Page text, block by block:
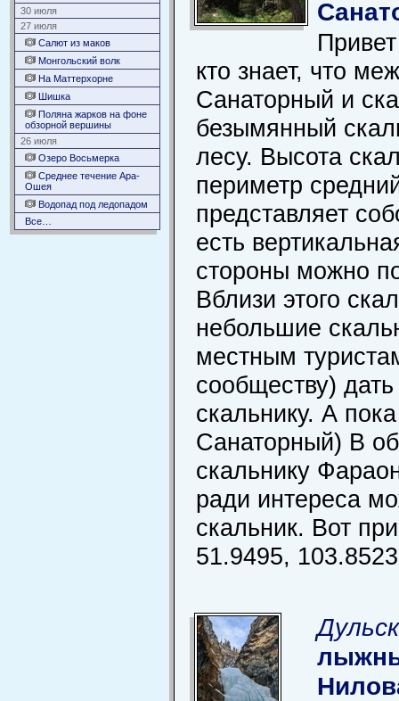
30 июля
27 июля
Салют из маков
Монгольский волк
На Маттерхорне
Шишка
Поляна жарков на фоне
обзорной вершины
26 июля
Озеро Восьмерка
Среднее течение Ара-
Ошея
Водопад под ледопадом
Все…
кто знает, что
Санаторный и
безымянный
лесу. Высота
периметр
представляет
есть
стороны можно
Вблизи этого
небольшие
местным
сообществу)
скальнику. А
Санаторный) В
скальнику
ради интереса
скальник. Вот
51.9495,